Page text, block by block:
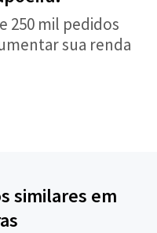
250 mil pedidos
sua renda
similares em